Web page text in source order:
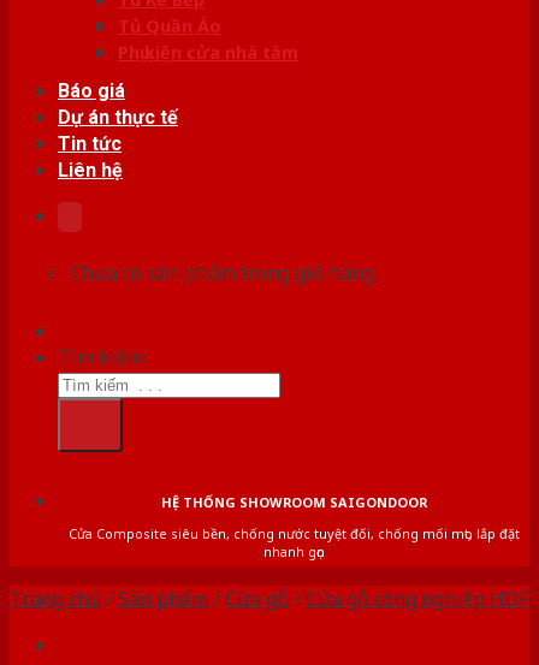
Tủ Quần Áo
Phụ kiện cửa nhà tắm
Báo giá
Dự án thực tế
Tin tức
Liên hệ
Chưa có sản phẩm trong giỏ hàng.
Tìm kiếm:
HỆ THỐNG SHOWROOM SAIGONDOOR
Cửa Composite siêu bền, chống nước tuyệt đối, chống mối mọt, lắp đặt
nhanh gọn
Trang chủ /Sản phẩm /Cửa gỗ /Cửa gỗ công nghiệp HDF